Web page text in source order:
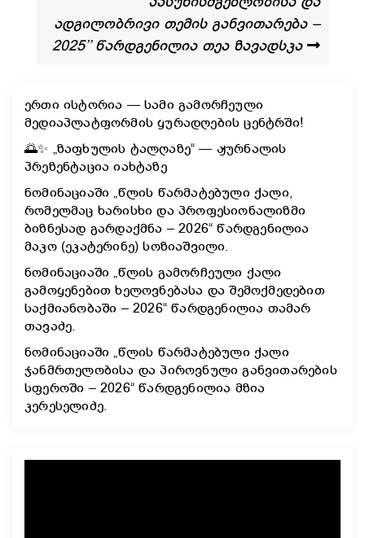
ადგილობრივი თემის განვითარება –
2025’’ წარდგენილია თეა ზავადსკა
ერთი ისტორია — სამი გამორჩეული
მედიაპლატფორმის ყურადღების ცენტრში!
🌅✨ „ზაფხულის ტალღაზე“ — ჟურნალის
პრეზენტაცია იახტაზე
ნომინაციაში „წლის წარმატებული ქალი,
რომელმაც ხარისხი და პროფესიონალიზმი
ბიზნესად გარდაქმნა – 2026“ წარდგენილია
მაკო (ეკატერინე) სოზიაშვილი.
ნომინაციაში „წლის გამორჩეული ქალი
გამოყენებით ხელოვნებასა და შემოქმედებით
საქმიანობაში – 2026“ წარდგენილია თამარ
თავაძე.
ნომინაციაში „წლის წარმატებული ქალი
ჯანმრთელობისა და პიროვნული განვითარების
სფეროში – 2026“ წარდგენილია მზია
კერესელიძე.